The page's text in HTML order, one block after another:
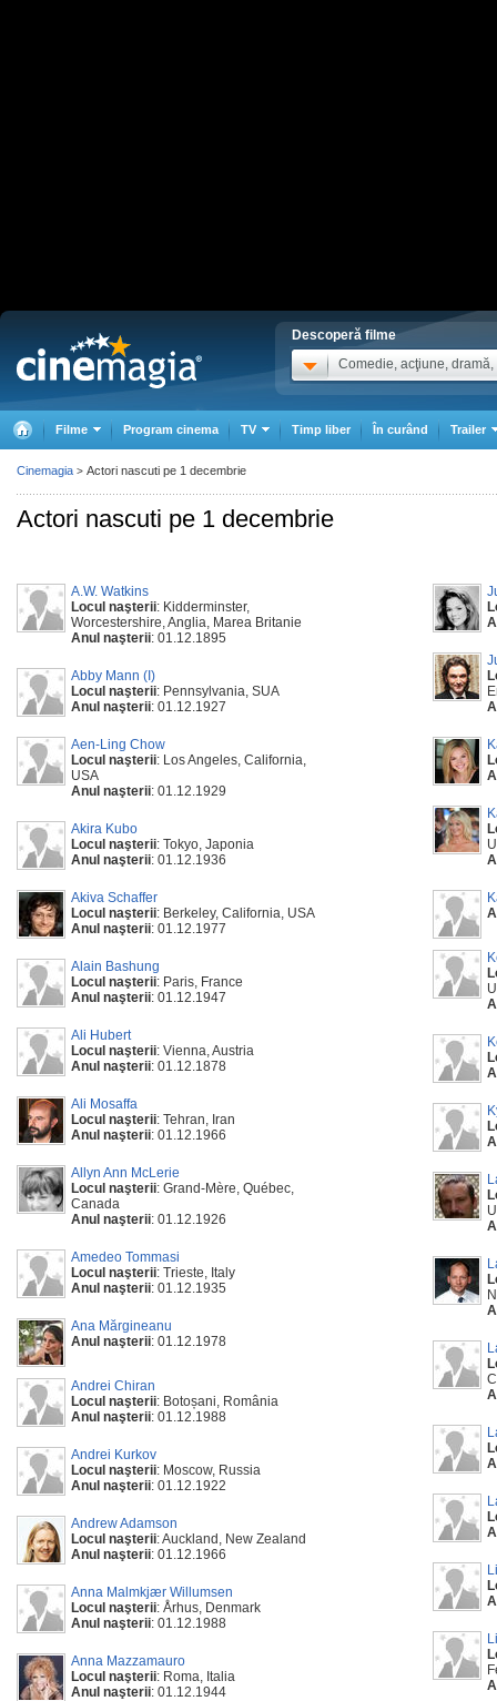
Descoperă filme
Comedie, acţiune, dramă,
Filme Program cinema TV Timp liber În curând Trailer
Actori nascuti pe 1 decembrie
A.W. Watkins
Locul naşterii: Kidderminster,
Worcestershire, Anglia, Marea Britanie
Anul naşterii: 01.12.1895
Abby Mann (I)
Locul naşterii: Pennsylvania, SUA
Anul naşterii: 01.12.1927
Aen-Ling Chow
Locul naşterii: Los Angeles, California,
USA
Anul naşterii: 01.12.1929
Akira Kubo
Locul naşterii: Tokyo, Japonia
Anul naşterii: 01.12.1936
Akiva Schaffer
Locul naşterii: Berkeley, California, USA
Anul naşterii: 01.12.1977
Alain Bashung
Locul naşterii: Paris, France
Anul naşterii: 01.12.1947
Ali Hubert
Locul naşterii: Vienna, Austria
Anul naşterii: 01.12.1878
Ali Mosaffa
Locul naşterii: Tehran, Iran
Anul naşterii: 01.12.1966
Allyn Ann McLerie
Locul naşterii: Grand-Mère, Québec,
Canada
Anul naşterii: 01.12.1926
Amedeo Tommasi
Locul naşterii: Trieste, Italy
Anul naşterii: 01.12.1935
Ana Mărgineanu
Anul naşterii: 01.12.1978
Andrei Chiran
Locul naşterii: Botoșani, România
Anul naşterii: 01.12.1988
Andrei Kurkov
Locul naşterii: Moscow, Russia
Anul naşterii: 01.12.1922
Andrew Adamson
Locul naşterii: Auckland, New Zealand
Anul naşterii: 01.12.1966
Anna Malmkjær Willumsen
Locul naşterii: Århus, Denmark
Anul naşterii: 01.12.1988
Anna Mazzamauro
Locul naşterii: Roma, Italia
Anul naşterii: 01.12.1944
Cinemagia > Actori nascuti pe 1 decembrie